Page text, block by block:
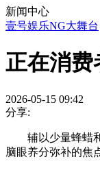
新闻中心
壹号娱乐NG大舞台
正在消
2026-05-15 09:42
分享:
辅以少量蜂蜡和
脑眼养分弥补的焦